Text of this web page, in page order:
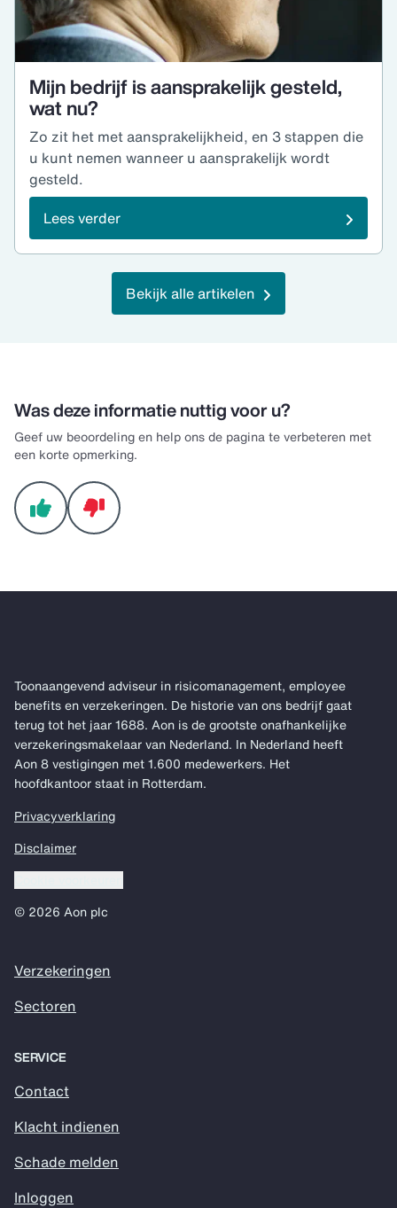
Mijn bedrijf is aansprakelijk gesteld,
wat nu?
Zo zit het met aansprakelijkheid, en 3 stappen die
u kunt nemen wanneer u aansprakelijk wordt
gesteld.
Lees verder
Bekijk alle artikelen
Was deze informatie nuttig voor u?
Geef uw beoordeling en help ons de pagina te verbeteren met
een korte opmerking.
Toonaangevend adviseur in risicomanagement, employee
benefits en verzekeringen. De historie van ons bedrijf gaat
terug tot het jaar 1688. Aon is de grootste onafhankelijke
verzekeringsmakelaar van Nederland. In Nederland heeft
Aon 8 vestigingen met 1.600 medewerkers. Het
hoofdkantoor staat in Rotterdam.
Privacyverklaring
Disclaimer
© 2026 Aon plc
Verzekeringen
Sectoren
SERVICE
Contact
Klacht indienen
Schade melden
Inloggen